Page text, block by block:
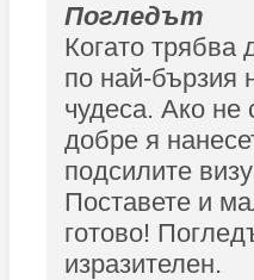
Погледът
Когато трябва
по най-бързия
чудеса. Ако не
добре я
подсилите
Поставете и
готово!
изразителен.